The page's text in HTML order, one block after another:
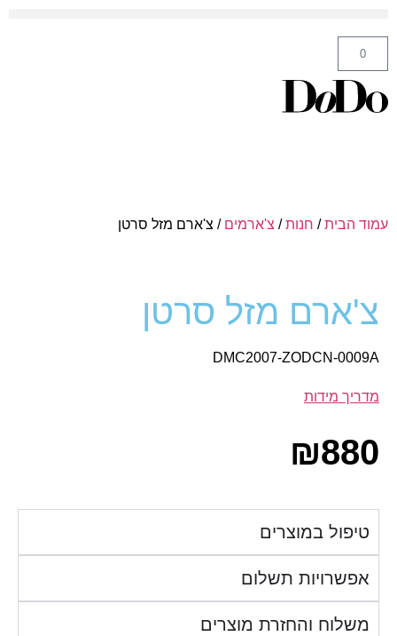
0
עמוד הבית/ חנות/ צ'ארמים / צ'ארם מזל סרטן
צ'ארם מזל סרטן
DMC2007-ZODCN-0009A
מדריך מידות
₪880
טיפול במוצרים
אפשרויות תשלום
משלוח והחזרת מוצרים